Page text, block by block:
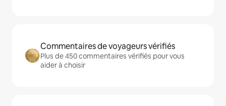
Commentaires de voyageurs vérifiés
Plus de 450 commentaires vérifiés pour vous
aider à choisir